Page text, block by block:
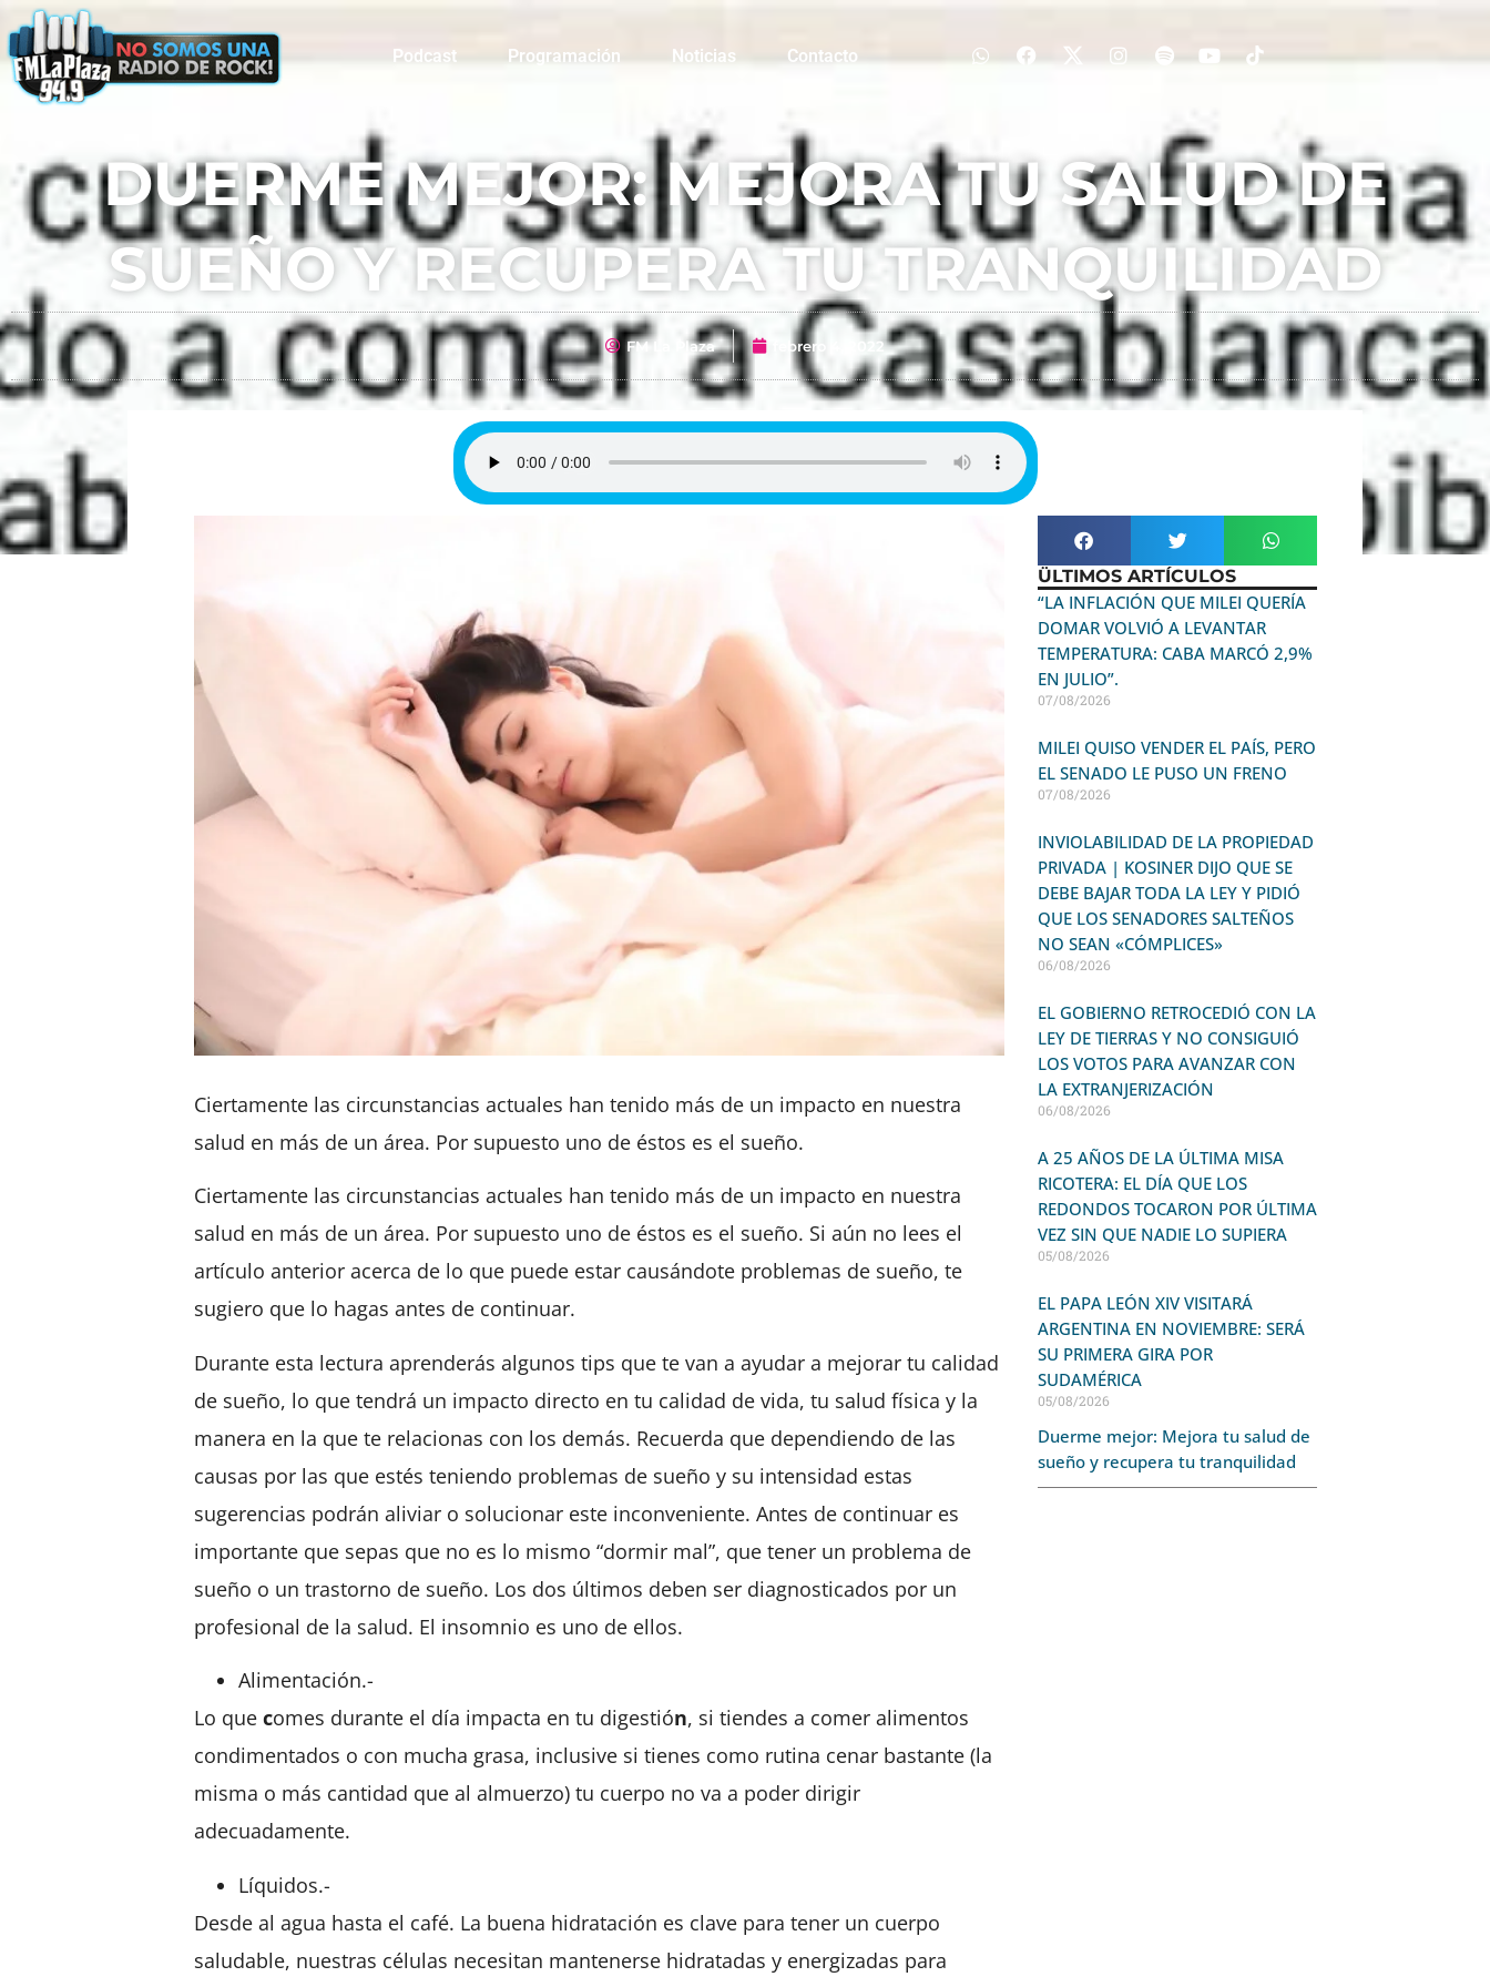
Podcast Programación Noticias Contacto
DUERME MEJOR: MEJORA TU SALUD DE
SUEÑO Y RECUPERA TU TRANQUILIDAD
FM La Plaza febrero 4, 2022
Ciertamente las circunstancias actuales han tenido más de un impacto en nuestra
salud en más de un área. Por supuesto uno de éstos es el sueño.
Ciertamente las circunstancias actuales han tenido más de un impacto en nuestra
salud en más de un área. Por supuesto uno de éstos es el sueño. Si aún no lees el
artículo anterior acerca de lo que puede estar causándote problemas de sueño, te
sugiero que lo hagas antes de continuar.
Durante esta lectura aprenderás algunos tips que te van a ayudar a mejorar tu calidad
de sueño, lo que tendrá un impacto directo en tu calidad de vida, tu salud física y la
manera en la que te relacionas con los demás. Recuerda que dependiendo de las
causas por las que estés teniendo problemas de sueño y su intensidad estas
sugerencias podrán aliviar o solucionar este inconveniente. Antes de continuar es
importante que sepas que no es lo mismo “dormir mal”, que tener un problema de
sueño o un trastorno de sueño. Los dos últimos deben ser diagnosticados por un
profesional de la salud. El insomnio es uno de ellos.
Alimentación.-
Lo que comes durante el día impacta en tu digestión, si tiendes a comer alimentos
condimentados o con mucha grasa, inclusive si tienes como rutina cenar bastante (la
misma o más cantidad que al almuerzo) tu cuerpo no va a poder dirigir
adecuadamente.
Líquidos.-
Desde al agua hasta el café. La buena hidratación es clave para tener un cuerpo
saludable, nuestras células necesitan mantenerse hidratadas y energizadas para
ÜLTIMOS ARTÍCULOS
“LA INFLACIÓN QUE MILEI QUERÍA
DOMAR VOLVIÓ A LEVANTAR
TEMPERATURA: CABA MARCÓ 2,9%
EN JULIO”.
07/08/2026
MILEI QUISO VENDER EL PAÍS, PERO
EL SENADO LE PUSO UN FRENO
07/08/2026
INVIOLABILIDAD DE LA PROPIEDAD
PRIVADA | KOSINER DIJO QUE SE
DEBE BAJAR TODA LA LEY Y PIDIÓ
QUE LOS SENADORES SALTEÑOS
NO SEAN «CÓMPLICES»
06/08/2026
EL GOBIERNO RETROCEDIÓ CON LA
LEY DE TIERRAS Y NO CONSIGUIÓ
LOS VOTOS PARA AVANZAR CON
LA EXTRANJERIZACIÓN
06/08/2026
A 25 AÑOS DE LA ÚLTIMA MISA
RICOTERA: EL DÍA QUE LOS
REDONDOS TOCARON POR ÚLTIMA
VEZ SIN QUE NADIE LO SUPIERA
05/08/2026
EL PAPA LEÓN XIV VISITARÁ
ARGENTINA EN NOVIEMBRE: SERÁ
SU PRIMERA GIRA POR
SUDAMÉRICA
05/08/2026
Duerme mejor: Mejora tu salud de
sueño y recupera tu tranquilidad